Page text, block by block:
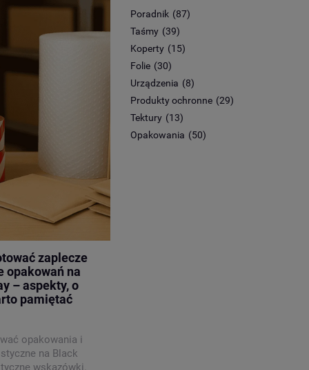
zaplecze
opakowań na
– aspekty, o
pamiętać
opakowania i
na Black
wskazówki.
Poradnik (87)
Taśmy (39)
Koperty (15)
Folie (30)
Urządzenia (8)
Produkty ochronne (29)
Tektury (13)
Opakowania (50)